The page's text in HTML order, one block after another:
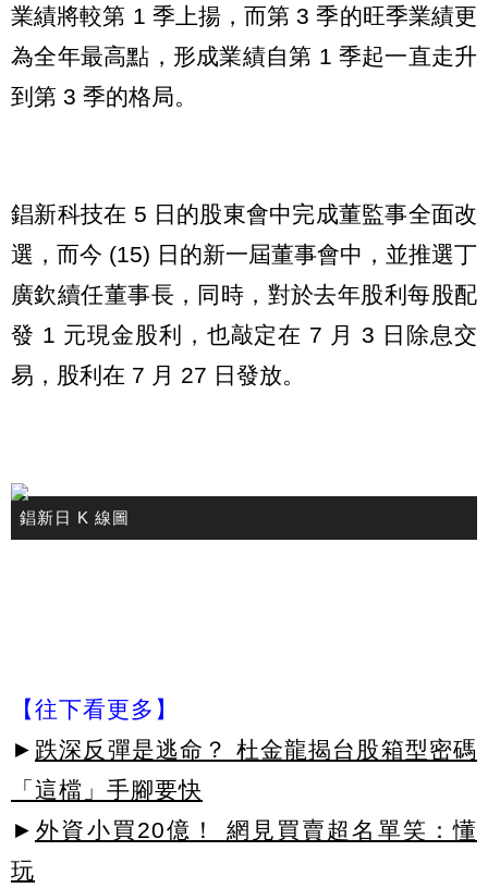
業績將較第 1 季上揚，而第 3 季的旺季業績更
為全年最高點，形成業績自第 1 季起一直走升
到第 3 季的格局。
錩新科技在 5 日的股東會中完成董監事全面改
選，而今 (15) 日的新一屆董事會中，並推選丁
廣欽續任董事長，同時，對於去年股利每股配
發 1 元現金股利，也敲定在 7 月 3 日除息交
易，股利在 7 月 27 日發放。
錩新日 K 線圖
【往下看更多】
► 跌深反彈是逃命？ 杜金龍揭台股箱型密碼
「這檔」手腳要快
► 外資小買20億！ 網見買賣超名單笑：懂
玩